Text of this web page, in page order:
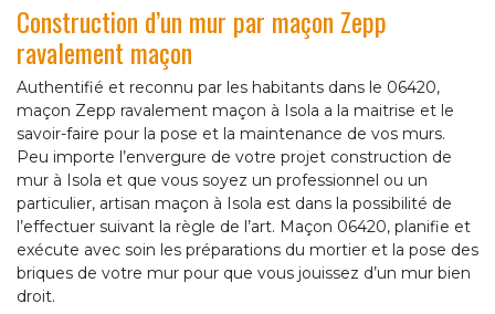
Construction d’un mur par maçon Zepp
ravalement maçon
Authentifié et reconnu par les habitants dans le 06420,
maçon Zepp ravalement maçon à Isola a la maitrise et le
savoir-faire pour la pose et la maintenance de vos murs.
Peu importe l’envergure de votre projet construction de
mur à Isola et que vous soyez un professionnel ou un
particulier, artisan maçon à Isola est dans la possibilité de
l’effectuer suivant la règle de l’art. Maçon 06420, planifie et
exécute avec soin les préparations du mortier et la pose des
briques de votre mur pour que vous jouissez d’un mur bien
droit.